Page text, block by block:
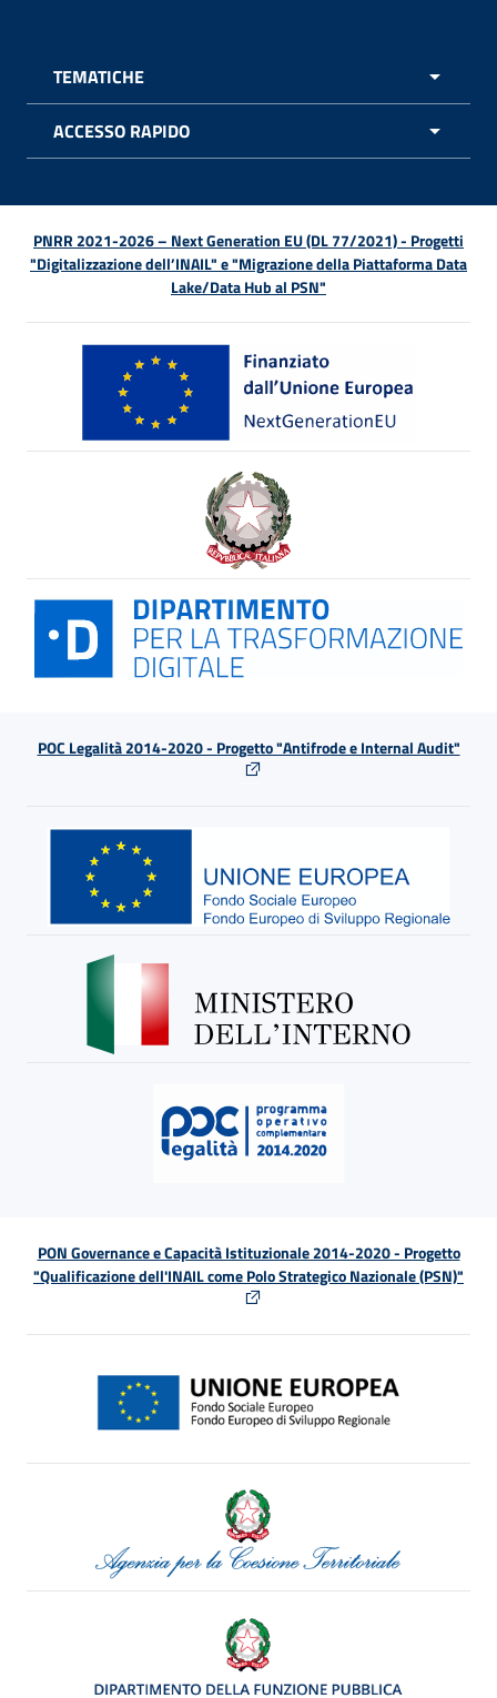
TEMATICHE
ACCESSO RAPIDO
PNRR 2021-2026 – Next Generation EU (DL 77/2021) - Progetti
"Digitalizzazione dell’INAIL" e "Migrazione della Piattaforma Data
Lake/Data Hub al PSN"
POC Legalità 2014-2020 - Progetto "Antifrode e Internal Audit"
PON Governance e Capacità Istituzionale 2014-2020 - Progetto
"Qualificazione dell'INAIL come Polo Strategico Nazionale (PSN)"